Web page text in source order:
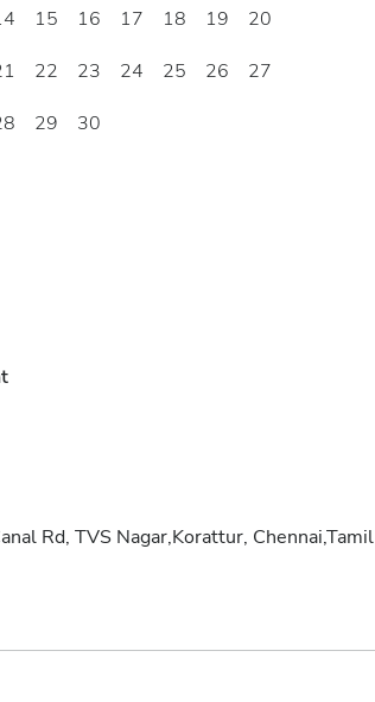
15 16 17 18 19
20
22 23 24 25 26
27
29 30
Rd, TVS Nagar,Korattur, Chennai,Tamil